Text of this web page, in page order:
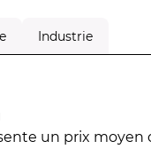
Industrie
un prix moyen